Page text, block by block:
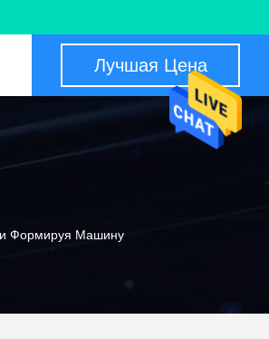
Лучшая Цена
Формируя Машину